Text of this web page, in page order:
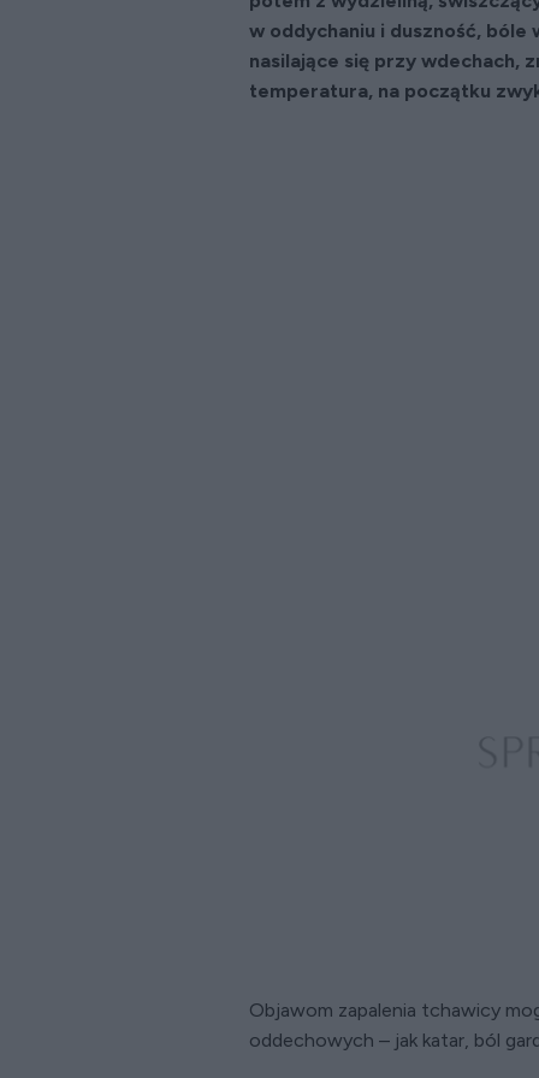
w oddychaniu i duszność,
nasilające się przy wdechach,
temperatura, na początku
Objawom zapalenia tchawicy
oddechowych – jak katar, ból